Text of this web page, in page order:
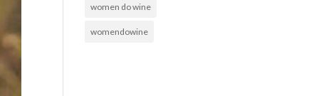
women do wine
womendowine